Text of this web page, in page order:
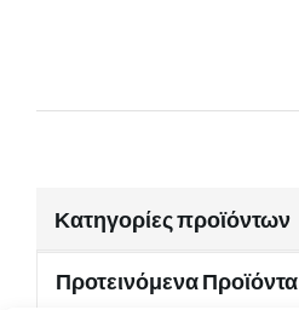
Κατηγορίες προϊόντων
Προτεινόμενα Προϊόντα